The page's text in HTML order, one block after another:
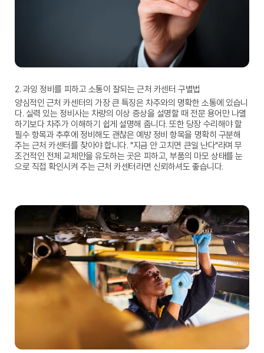
2. 과잉 정비를 피하고 소통이 잘되는 근처 카센터 구별법
양심적인 근처 카센터의 가장 큰 특징은 차주와의 명확한 소통에 있습니
다. 실력 있는 정비사는 차량의 이상 증상을 설명할 때 전문 용어만 나열
하기보다 차주가 이해하기 쉽게 설명해 줍니다. 또한 당장 수리해야 할
필수 항목과 추후에 정비해도 괜찮은 예방 정비 항목을 명확히 구분해
주는 근처 카센터를 찾아야 합니다. "지금 안 고치면 큰일 난다"라며 무
조건적인 전체 교체만을 유도하는 곳은 피하고, 부품의 마모 상태를 눈
으로 직접 확인시켜 주는 근처 카센터 라면 신뢰하셔도 좋습니다.